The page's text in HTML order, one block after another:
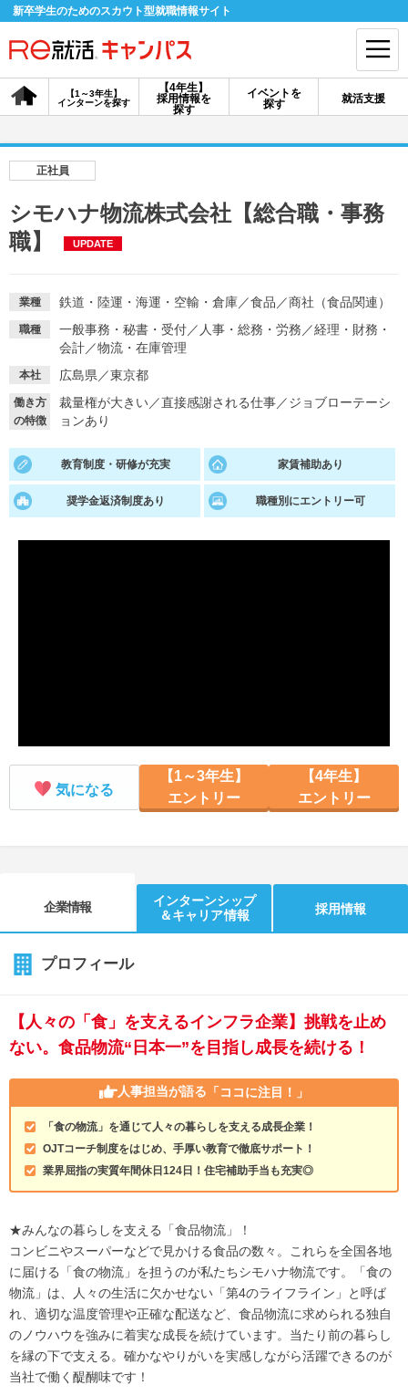
新卒学生のためのスカウト型就職情報サイト
【4年生】
採用情報を
探す
【1～3年生】
インターンを探す
イベントを
探す
就活支援
会員登録 ログイン
イベントを探す スカウト お知らせ
就活ノウハウ・サポート
就活ノウハウが満載！ お役立ち記事・相談室など
適職診断 就活チャンネル
正社員
シモハナ物流株式会社【総合職・事務
職】
UPDATE
業種 鉄道・陸運・海運・空輸・倉庫／食品 ／商社（食品関連）
職種 一般事務・秘書・受付／ 人事・総務・労務 ／経理・財務・
会計／物流・在庫管理
本社 広島県／東京都
働き方
の特徴
裁量権が大きい／直接感謝される仕事／ジョブローテーシ
ョンあり
教育制度・研修が充実 家賃補助あり
奨学金返済制度あり 職種別にエントリー可
気になる
【1～3年生】
エントリー
【4年生】
エントリー
企業情報
インターンシップ
＆キャリア情報
採用情報
プロフィール
【人々の「食」を支えるインフラ企業】挑戦を止め
ない。食品物流“日本一”を目指し成長を続ける！
人事担当が語る 「ココに注目！」
「食の物流」を通じて人々の暮らしを支える成長企業！
OJTコーチ制度をはじめ、手厚い教育で徹底サポート！
業界屈指の実質年間休日124日！住宅補助手当も充実◎
★みんなの暮らしを支える「食品物流」！
コンビニやスーパーなどで見かける食品の数々。これらを全国各地
に届ける「食の物流」を担うのが私たちシモハナ物流です。「食の
物流」は、人々の生活に欠かせない「第4のライフライン」と呼ば
れ、適切な温度管理や正確な配送など、食品物流に求められる独自
のノウハウを強みに着実な成長を続けています。当たり前の暮らし
を縁の下で支える。確かなやりがいを実感しながら活躍できるのが
当社で働く醍醐味です！